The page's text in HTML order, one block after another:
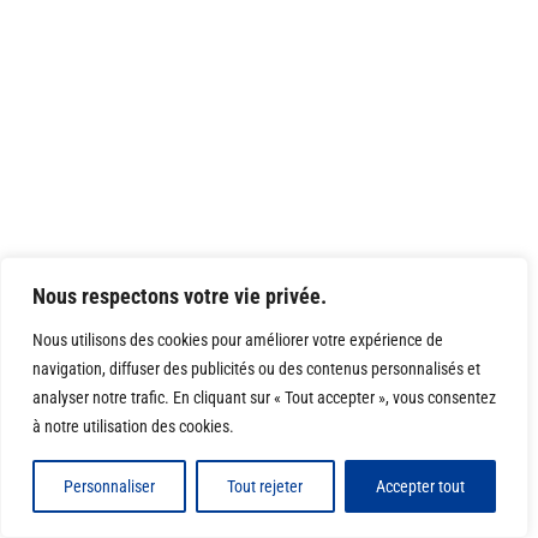
Nous respectons votre vie privée.
Nous utilisons des cookies pour améliorer votre expérience de
navigation, diffuser des publicités ou des contenus personnalisés et
analyser notre trafic. En cliquant sur « Tout accepter », vous consentez
à notre utilisation des cookies.
Personnaliser Tout rejeter Accepter tout